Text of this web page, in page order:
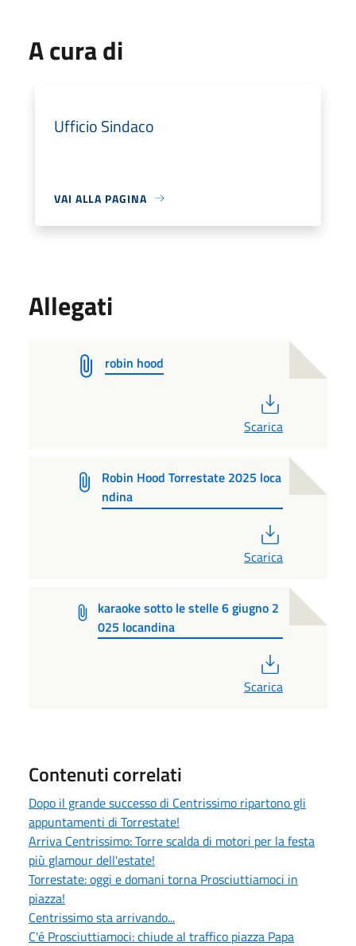
A cura di
Ufficio Sindaco
VAI ALLA PAGINA
Allegati
robin hood
Scarica
Robin Hood Torrestate 2025 loca
ndina
Scarica
karaoke sotto le stelle 6 giugno 2
025 locandina
Scarica
Contenuti correlati
Dopo il grande successo di Centrissimo ripartono gli
appuntamenti di Torrestate!
Arriva Centrissimo: Torre scalda di motori per la festa
più glamour dell'estate!
Torrestate: oggi e domani torna Prosciuttiamoci in
piazza!
Centrissimo sta arrivando...
C'é Prosciuttiamoci: chiude al traffico piazza Papa